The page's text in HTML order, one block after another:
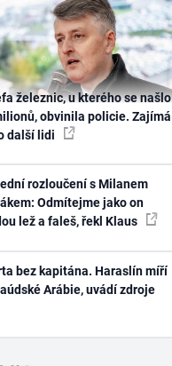
železnic, u kterého se našlo
obvinila policie. Zajímá
další lidi
rozloučení s Milanem
Odmítejme jako on
lež a faleš, řekl Klaus
bez kapitána. Haraslín míří
Arábie, uvádí zdroje